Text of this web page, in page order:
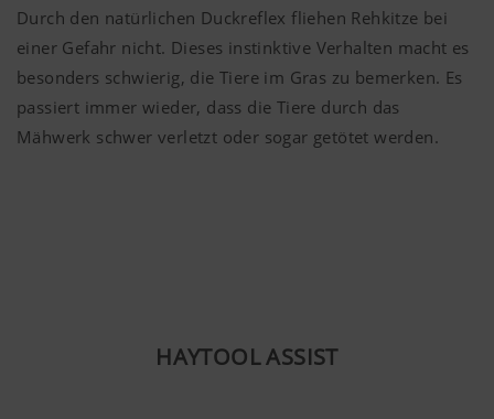
Durch den natürlichen Duckreflex fliehen Rehkitze bei
einer Gefahr nicht. Dieses instinktive Verhalten macht es
besonders schwierig, die Tiere im Gras zu bemerken. Es
passiert immer wieder, dass die Tiere durch das
Mähwerk schwer verletzt oder sogar getötet werden.
HAYTOOL ASSIST